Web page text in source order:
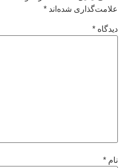
علامت‌گذاری شده‌اند *
دیدگاه *
نام *